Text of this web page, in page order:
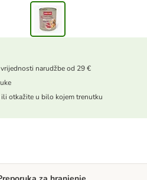
narudžbe od 29 €
otkažite u bilo kojem trenutku